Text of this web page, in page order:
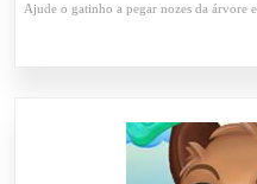
Ajude o gatinho a pegar nozes da árvore